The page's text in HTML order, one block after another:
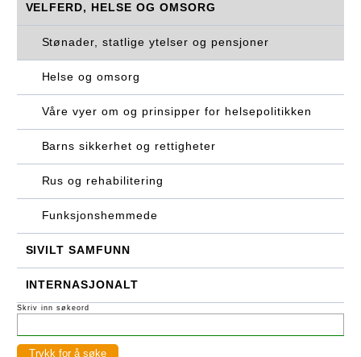
VELFERD, HELSE OG OMSORG
Stønader, statlige ytelser og pensjoner
Helse og omsorg
Våre vyer om og prinsipper for helsepolitikken
Barns sikkerhet og rettigheter
Rus og rehabilitering
Funksjonshemmede
SIVILT SAMFUNN
INTERNASJONALT
Skriv inn søkeord